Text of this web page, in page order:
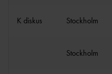
K diskus Stockholm
Stockholm